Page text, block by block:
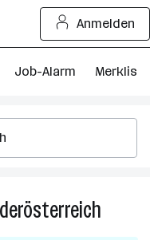
Anmelden
Job-Alarm Merkliste